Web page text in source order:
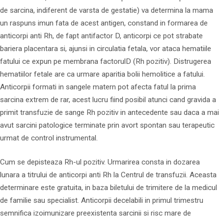
de sarcina, indiferent de varsta de gestatie) va determina la mama
un raspuns imun fata de acest antigen, constand in formarea de
anticorpi anti Rh, de fapt antifactor D, anticorpi ce pot strabate
bariera placentara si, ajunsi in circulatia fetala, vor ataca hematiile
fatului ce expun pe membrana factorulD (Rh pozitiv). Distrugerea
hematiilor fetale are ca urmare aparitia bolii hemolitice a fatului.
Anticorpii formati in sangele matern pot afecta fatul la prima
sarcina extrem de rar, acest lucru fiind posibil atunci cand gravida a
primit transfuzie de sange Rh pozitiv in antecedente sau daca a mai
avut sarcini patologice terminate prin avort spontan sau terapeutic
urmat de control instrumental.
Cum se depisteaza Rh-ul pozitiv. Urmarirea consta in dozarea
lunara a titrului de anticorpi anti Rh la Centrul de transfuzii. Aceasta
determinare este gratuita, in baza biletului de trimitere de la medicul
de familie sau specialist. Anticorpii decelabili in primul trimestru
semnifica izoimunizare preexistenta sarcinii si risc mare de